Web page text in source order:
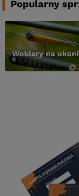
Popularny
Woblery na